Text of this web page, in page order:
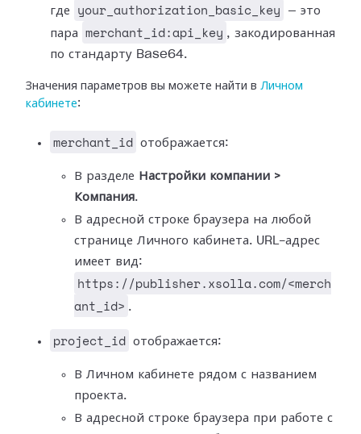
где
your_authorization_basic_key
— это
пара
merchant_id:api_key , закодированная
по стандарту Base64.
Значения параметров вы можете найти в Личном
кабинете:
merchant_id отображается:
В разделе Настройки компании >
Компания.
В адресной строке браузера на любой
странице Личного кабинета. URL-адрес
имеет вид:
https://publisher.xsolla.com/<merch
ant_id> .
project_id отображается:
В Личном кабинете рядом с названием
проекта.
В адресной строке браузера при работе с